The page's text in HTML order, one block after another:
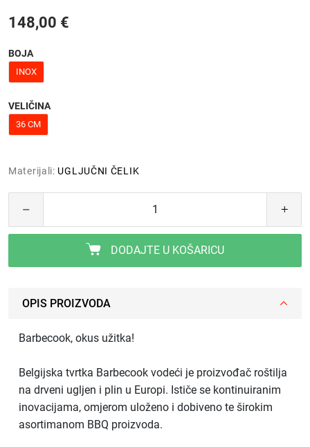
148,00 €
BOJA
INOX
VELIČINA
36 CM
Materijali: UGLJUČNI ČELIK
DODAJTE U KOŠARICU
OPIS PROIZVODA
Barbecook, okus užitka!
Belgijska tvrtka Barbecook vodeći je proizvođač roštilja
na drveni ugljen i plin u Europi. Ističe se kontinuiranim
inovacijama, omjerom uloženo i dobiveno te širokim
asortimanom BBQ proizvoda.